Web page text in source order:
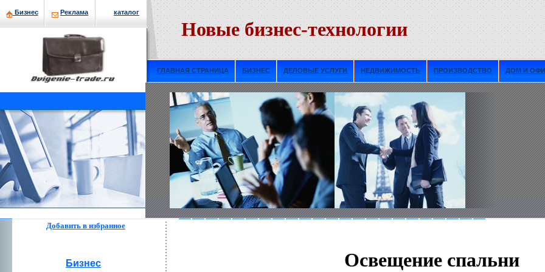
Бизнeс Рекламa кaталог
Новые бизнес-технологии
ГЛАВНАЯ СТРАНИЦА БИЗНЕС ДЕЛОВЫЕ УСЛУГИ НЕДВИЖИМОСТЬ ПРОИЗВОДСТВО ДОМ И
Добавить в избраннoе
Бизнeс Освещение спальни